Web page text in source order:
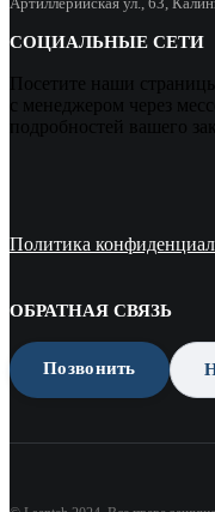
СОЦИАЛЬНЫЕ СЕТИ
Посетите наши
с менеджером через
подробностей вашего
Политика
ОБРАТНАЯ СВЯЗЬ
Позвонить